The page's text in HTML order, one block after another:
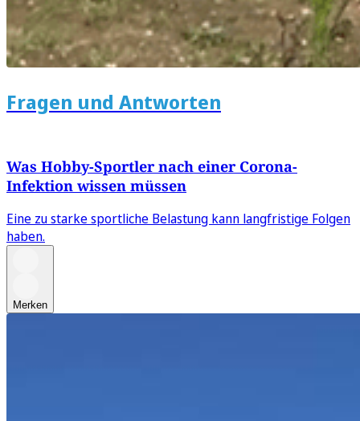
Fragen und Antworten
Was Hobby-Sportler nach einer Corona-
Infektion wissen müssen
Eine zu starke sportliche Belastung kann langfristige Folgen
haben.
Merken